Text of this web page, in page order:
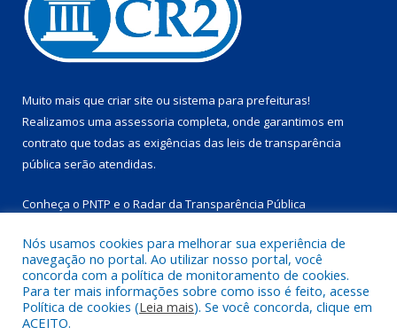
Muito mais que criar site ou sistema para prefeituras!
Realizamos uma assessoria completa, onde garantimos em
contrato que todas as exigências das leis de transparência
pública serão atendidas.
Conheça o PNTP e o Radar da Transparência Pública
Todos os direitos reservados a Prefeitura Municipal de
Marapanim.
Nós usamos cookies para melhorar sua experiência de
navegação no portal. Ao utilizar nosso portal, você
concorda com a política de monitoramento de cookies.
Para ter mais informações sobre como isso é feito, acesse
Política de cookies (Leia mais). Se você concorda, clique em
ACEITO.